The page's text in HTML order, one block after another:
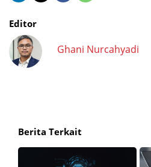
Editor
Ghani Nurcahyadi
Berita Terkait